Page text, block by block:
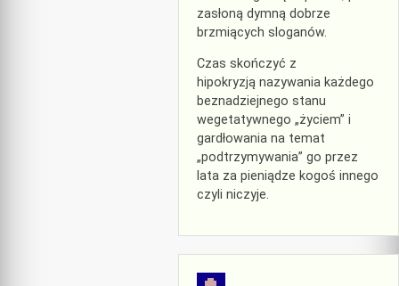
zasłoną dymną dobrze
brzmiących sloganów.
Czas skończyć z
hipokryzją nazywania każdego
beznadziejnego stanu
wegetatywnego „życiem” i
gardłowania na temat
„podtrzymywania” go przez
lata za pieniądze kogoś innego
czyli niczyje.